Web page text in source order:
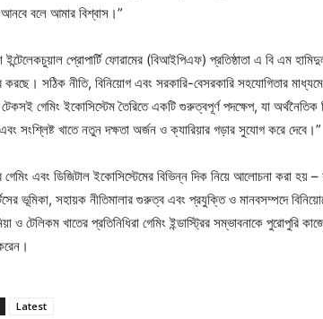
আনবে বলে আমার বিশ্বাস।”
ইন্টেলেকচুয়াল প্রোপার্টি ফোরামের (বিআইপিএফ) প্রতিষ্ঠাতা এ বি এম
করছে। সঠিক নীতি, বিনিয়োগ এবং সরকারি-বেসরকারি সহযোগিতার
টেকসই গেমিং ইকোসিস্টেম তৈরিতে একটি গুরুত্বপূর্ণ পদক্ষেপ, যা
সংশ্লিষ্ট খাতে নতুন দক্ষতা অর্জন ও ক্যারিয়ার গড়ার সুযোগ করে দেবে।”
গেমিং এবং ডিজিটাল ইকোসিস্টেমের বিভিন্ন দিক নিয়ে আলোচনা করা হয় –
ভূমিকা, সহায়ক নীতিমালার গুরুত্ব এবং প্রযুক্তি ও মানবসম্পদে
ও টেলিকম খাতের প্রতিনিধিরা গেমিং ইন্ডাস্ট্রির সম্ভাবনাকে
Latest